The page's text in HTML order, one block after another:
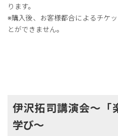
ります。
※購入後、お客様都合によるチケ
とができません。
伊沢拓司講演会～「
学び～